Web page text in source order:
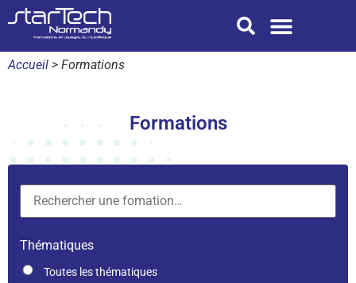
Accueil > Formations
Formations
Thématiques
Toutes les thématiques